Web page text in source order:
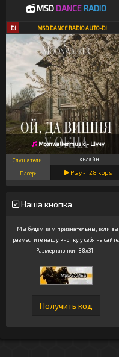
MSDDANCE RADIO
DJ MSD DANCE RADIO AUTO-DJ
Moonwalkermusic - Шучу
Слушатели: онлайн
Плеер: Play -128 kbps
Наша кнопка
Мы будем вам признательны, если вы
разместите нашу кнопку у себя на сайте.
Размер кнопки: 88x31